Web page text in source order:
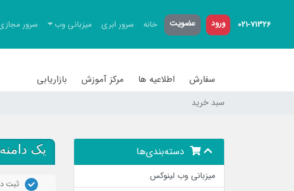
021-71326 ورود عضویت خانه سرور ابری میزبانی وب سرور
سفارش اطلاعیه ها مرکز آموزش بازاریابی
سبد خرید
دسته‌بندی‌ها
میزبانی وب لینوکس
یک
ثبت